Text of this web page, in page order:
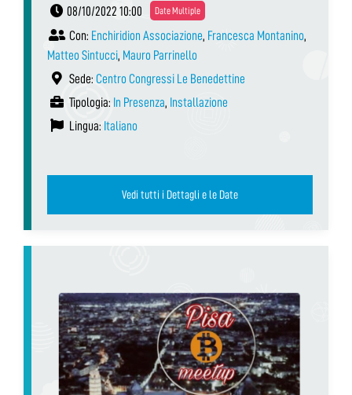
08/10/2022 10:00
Date Multiple
Con: Enchiridion Associazione, Francesca Montanino,
Matteo Sintucci, Mauro Parrinello
Sede: Centro Congressi Le Benedettine
Tipologia: In Presenza, Installazione
Lingua: Italiano
Vedi tutti i Dettagli e le Date